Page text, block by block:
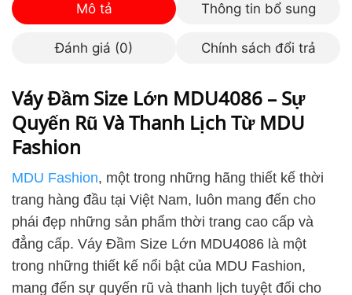
Mô tả Thông tin bổ sung
Đánh giá (0) Chính sách đổi trả
Váy Đầm Size Lớn MDU4086 – Sự
Quyến Rũ Và Thanh Lịch Từ MDU
Fashion
MDU Fashion, một trong những hãng thiết kế thời
trang hàng đầu tại Việt Nam, luôn mang đến cho
phái đẹp những sản phẩm thời trang cao cấp và
đẳng cấp. Váy Đầm Size Lớn MDU4086 là một
trong những thiết kế nổi bật của MDU Fashion,
mang đến sự quyến rũ và thanh lịch tuyệt đối cho